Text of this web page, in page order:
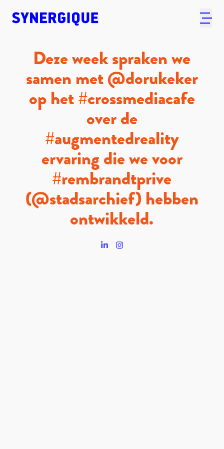
Deze week spraken we
samen met @dorukeker
op het #crossmediacafe
over de
#augmentedreality
ervaring die we voor
#rembrandtprive
(@stadsarchief) hebben
ontwikkeld.